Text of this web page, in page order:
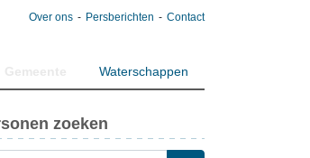
Over ons Persberichten Contact
Waterschappen
zoeken